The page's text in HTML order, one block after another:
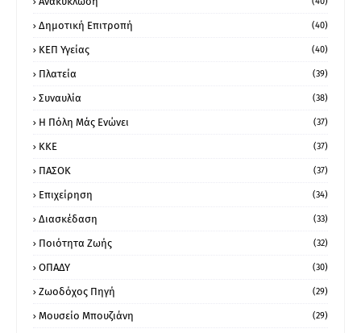
Δημοτική Επιτροπή (40)
ΚΕΠ Υγείας (40)
Πλατεία (39)
Συναυλία (38)
Η Πόλη Μάς Ενώνει (37)
ΚΚΕ (37)
ΠΑΣΟΚ (37)
Επιχείρηση (34)
Διασκέδαση (33)
Ποιότητα Ζωής (32)
ΟΠΑΔΥ (30)
Ζωοδόχος Πηγή (29)
Μουσείο Μπουζιάνη (29)